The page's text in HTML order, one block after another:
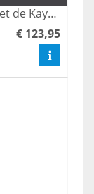
Ontdek de perfecte toilet fontein met de Kaya fonteinset van L'aqua, compleet met een stijlvolle mat witte kraan en sifon. Deze set voegt een moderne uitstraling toe aan uw toiletruimte en is eenvoudig te bestellen. Verfris uw badkamer met onze unieke toilet fonteintjes en geniet van functionaliteit en design in één.
€ 123,95